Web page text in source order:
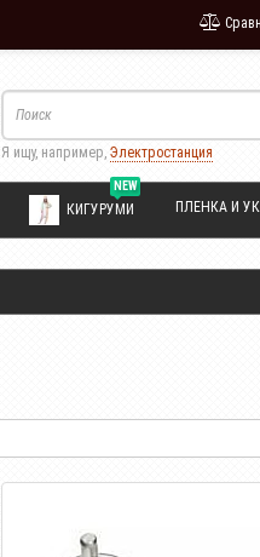
Я ищу, например, Электростанция
NEW
КИГУРУМИ ПЛЕНКА И